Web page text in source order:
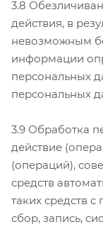
3.8
действия, в
невозможным
информации
персональных
персональных
3.9 Обработка
действие
(операций),
средств
таких средств
сбор, запись,